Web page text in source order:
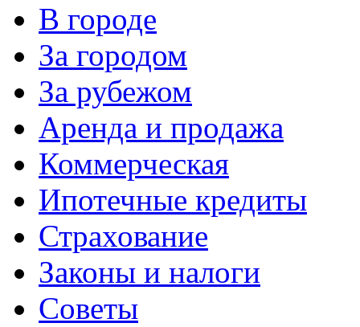
В городе
За городом
За рубежом
Аренда и продажа
Коммерческая
Ипотечные кредиты
Страхование
Законы и налоги
Советы